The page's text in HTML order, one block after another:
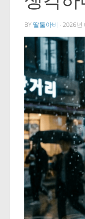
BY 딸둘아비 · 2026년